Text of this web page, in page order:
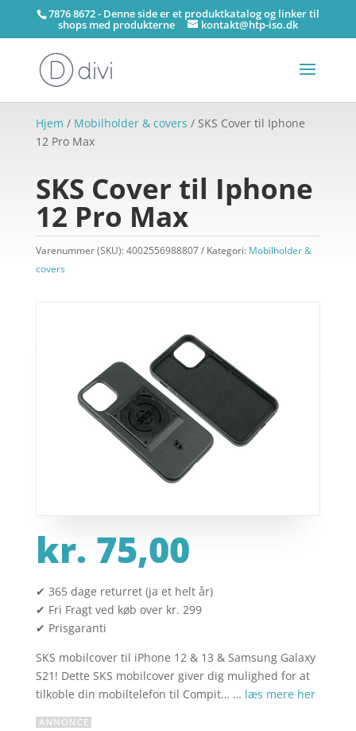
7876 8672 - Denne side er et produktkatalog og linker til
shops med produkterne kontakt@htp-iso.dk
Hjem / Mobilholder & covers / SKS Cover til Iphone
12 Pro Max
SKS Cover til Iphone
12 Pro Max
Varenummer (SKU):4002556988807 Kategori: Mobilholder &
covers
kr. 75,00
✔ 365 dage returret (ja et helt år)
✔ Fri Fragt ved køb over kr. 299
✔ Prisgaranti
SKS mobilcover til iPhone 12 & 13 & Samsung Galaxy
S21! Dette SKS mobilcover giver dig mulighed for at
tilkoble din mobiltelefon til Compit… … læs mere her